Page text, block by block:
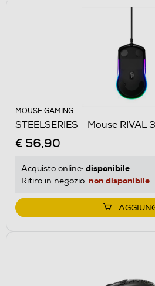
MOUSE GAMING
STEELSERIES - Mouse RIVAL
€ 56,90
Acquisto online: disponibile
Ritiro in negozio: non disponibile